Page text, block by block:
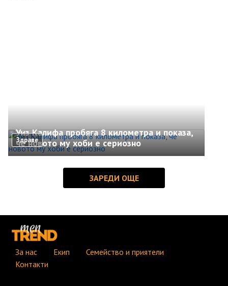
Здраве
Уиз Калифа пробяга 8 километра и показа,
че новото му хоби е сериозно
За нас Екип
Семейство и приятели
Контакти